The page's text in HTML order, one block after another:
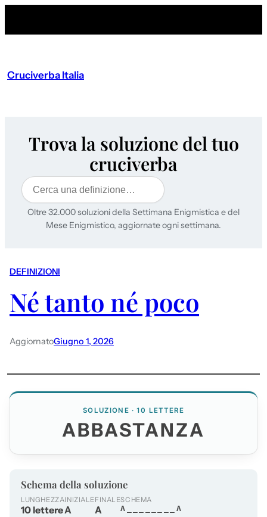
Cruciverba Italia
Trova la soluzione del tuo
cruciverba
Cerca
Oltre 32.000 soluzioni della Settimana Enigmistica e del
Mese Enigmistico, aggiornate ogni settimana.
DEFINIZIONI
Né tanto né poco
AggiornatoGiugno 1, 2026
SOLUZIONE · 10 LETTERE
ABBASTANZA
Schema della soluzione
LUNGHEZZA
10 lettere
INIZIALE
A
FINALE
A
SCHEMA
A________A